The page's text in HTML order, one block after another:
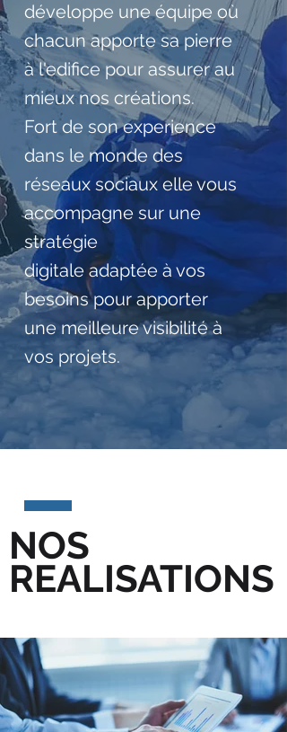
développe une équipe où
chacun apporte sa pierre
à l'edifice pour assurer au
mieux nos créations.
Fort de son experience
dans le monde des
réseaux sociaux elle vous
accompagne sur une
stratégie
digitale adaptée à vos
besoins pour apporter
une meilleure visibilité à
vos projets.
NOS
REALISATIONS